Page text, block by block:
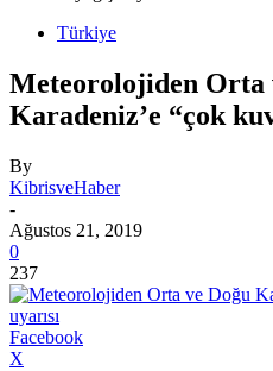
Türkiye
Meteorolojiden Orta
Karadeniz’e “çok
By
KibrisveHaber
-
Ağustos 21, 2019
0
237
Facebook
X